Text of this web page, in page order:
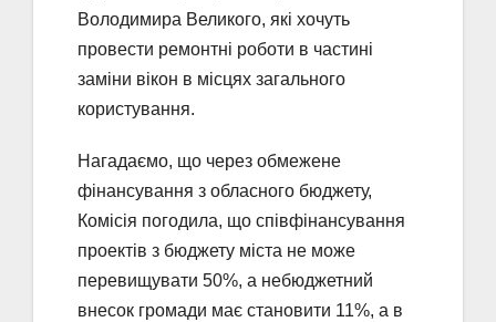
Володимира Великого, які хочуть
провести ремонтні роботи в частині
заміни вікон в місцях загального
користування.
Нагадаємо, що через обмежене
фінансування з обласного бюджету,
Комісія погодила, що співфінансування
проектів з бюджету міста не може
перевищувати 50%, а небюджетний
внесок громади має становити 11%, а в